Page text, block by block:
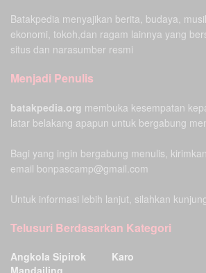
Batakpedia menyajikan berita, budaya,
ekonomi, tokoh,dan ragam lainnya yang
situs dan narasumber resmi
Menjadi Penulis
batakpedia.org membuka kesempatan
latar belakang apapun untuk bergabung
Bagi yang ingin bergabung menulis,
email bonpascamp@gmail.com
Untuk informasi lebih lanjut, silahkan
Telusuri Berdasarkan Kategori
Angkola Sipirok
Karo